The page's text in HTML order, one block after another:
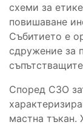
схеми за
повишаване
Събитието е
сдружение за
Според СЗО
мастна тъкан.